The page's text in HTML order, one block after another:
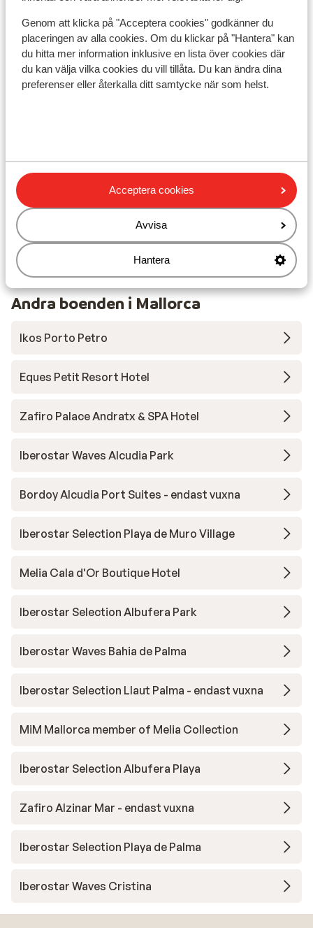
Genom att klicka på "Acceptera cookies" godkänner du
placeringen av alla cookies. Om du klickar på "Hantera" kan
du hitta mer information inklusive en lista över cookies där
du kan välja vilka cookies du vill tillåta. Du kan ändra dina
preferenser eller återkalla ditt samtycke när som helst.
Acceptera cookies
Avvisa
Hantera
I området
Avstånd till stranden ca 250 m (sandstrand,
solstolar, parasoll)
Avstånd till hamnen ca 400 m
Avstånd till busshållplats ca 500 m
Närmaste butiker ca 200 m
Närmaste kiosk ca 200 m
Närmaste restaurang ca 100 m
Närmaste apotek ca 500 m
Andra boenden i Mallorca
Ikos Porto Petro
Eques Petit Resort Hotel
Zafiro Palace Andratx & SPA Hotel
Iberostar Waves Alcudia Park
Bordoy Alcudia Port Suites - endast vuxna
Iberostar Selection Playa de Muro Village
Melia Cala d'Or Boutique Hotel
Iberostar Selection Albufera Park
Iberostar Waves Bahia de Palma
Iberostar Selection Llaut Palma - endast vuxna
MiM Mallorca member of Melia Collection
Iberostar Selection Albufera Playa
Zafiro Alzinar Mar - endast vuxna
Iberostar Selection Playa de Palma
Iberostar Waves Cristina